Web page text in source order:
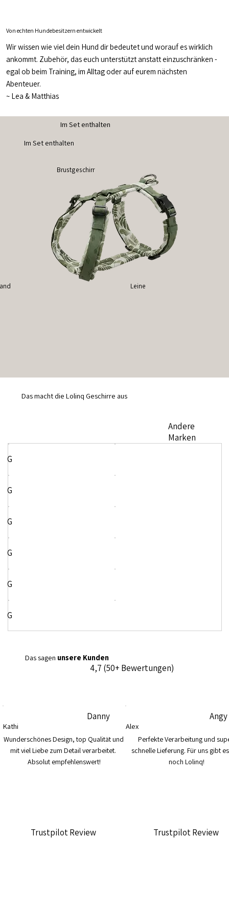
Von echten Hundebesitzern entwickelt
Wir wissen wie viel dein Hund dir bedeutet und worauf es wirklich
ankommt. Zubehör, das euch unterstützt anstatt einzuschränken -
egal ob beim Training, im Alltag oder auf eurem nächsten
Abenteuer.
~Lea & Matthias
Brustgeschirr
Im Set enthalten
Im Set enthalten
Leine
Das macht die Lolinq Geschirre aus
Andere
Marken
G
G
G
G
G
G
Das sagen unsere Kunden
4,7 (50+ Bewertungen)
Kathi
Wunderschönes Design, top Qualität und
mit viel Liebe zum Detail verarbeitet.
Absolut empfehlenswert!
Danny
Trustpilot Review
Alex
Perfekte Verarbeitung und
schnelle Lieferung. Für uns gibt
noch Lolinq!
Angy
Trustpilot Review